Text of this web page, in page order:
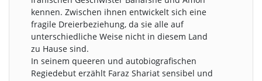
kennen. Zwischen ihnen entwickelt sich eine
fragile Dreierbeziehung, da sie alle auf
unterschiedliche Weise nicht in diesem Land
zu Hause sind.
In seinem queeren und autobiografischen
Regiedebut erzählt Faraz Shariat sensibel und